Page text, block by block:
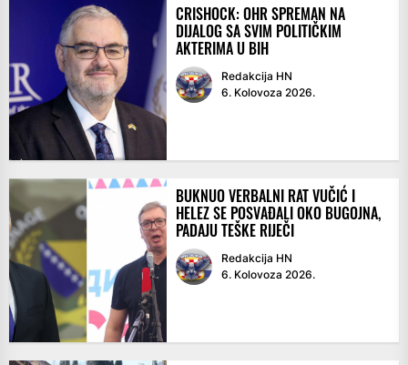
CRISHOCK: OHR SPREMAN NA
DIJALOG SA SVIM POLITIČKIM
AKTERIMA U BIH
Redakcija HN
6. Kolovoza 2026.
BUKNUO VERBALNI RAT VUČIĆ I
HELEZ SE POSVAĐALI OKO BUGOJNA,
PADAJU TEŠKE RIJEČI
Redakcija HN
6. Kolovoza 2026.